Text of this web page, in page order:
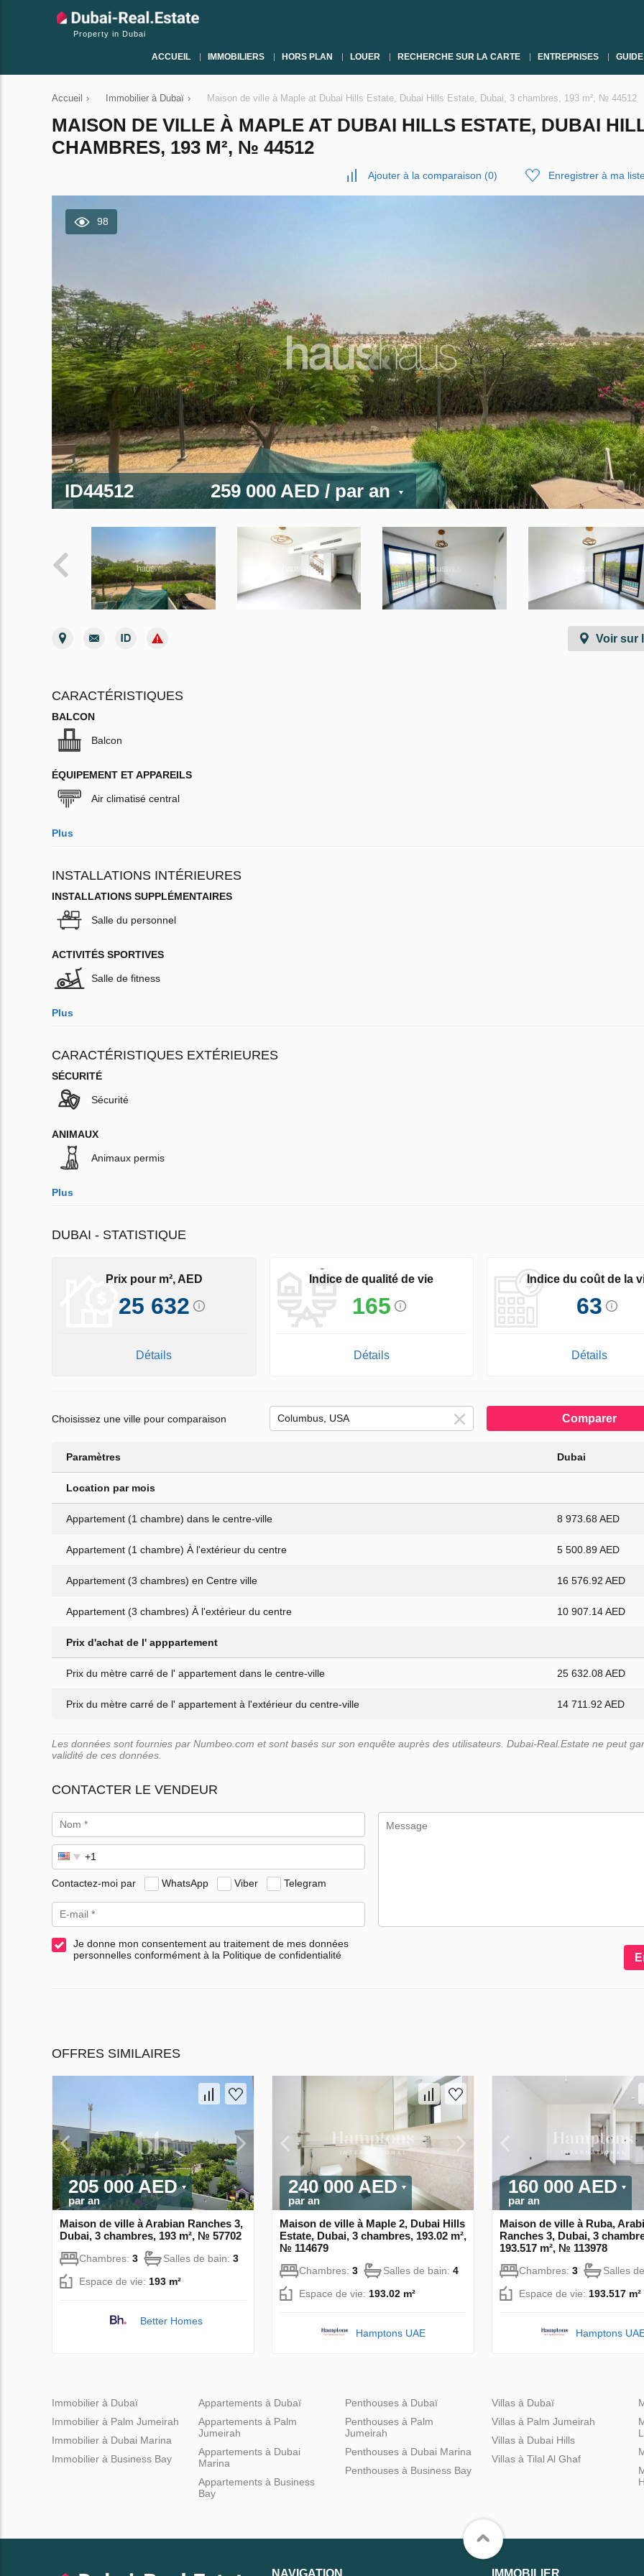
Property in Dubai
ACCUEIL IMMOBILIERS HORS PLAN LOUER RECHERCHE SUR LA CARTE ENTREPRISES GUIDE
Accueil › Immobilier à Dubaï › Maison de ville à Maple at Dubai Hills Estate, Dubai Hills Estate, Dubai, 3 chambres, 193 m², № 44512
MAISON DE VILLE À MAPLE AT DUBAI HILLS ESTATE, DUBAI
CHAMBRES, 193 M², № 44512
Ajouter à la comparaison (0) Enregistrer à ma
98
ID44512 259 000 AED / par an
Voir sur
CARACTÉRISTIQUES
BALCON
Balcon
ÉQUIPEMENT ET APPAREILS
Air climatisé central
Plus
INSTALLATIONS INTÉRIEURES
INSTALLATIONS SUPPLÉMENTAIRES
Salle du personnel
ACTIVITÉS SPORTIVES
Salle de fitness
Plus
CARACTÉRISTIQUES EXTÉRIEURES
SÉCURITÉ
Sécurité
ANIMAUX
Animaux permis
Plus
DUBAI - STATISTIQUE
Prix pour m², AED
25 632
Détails
Indice de qualité de vie
165
Détails
Indice du coût de la
63
Détails
Choisissez une ville pour comparaison Comparer
Paramètres Dubai
Location par mois
Appartement (1 chambre) dans le centre-ville 8 973.68 AED
Appartement (1 chambre) À l'extérieur du centre 5 500.89 AED
Appartement (3 chambres) en Centre ville 16 576.92 AED
Appartement (3 chambres) À l'extérieur du centre 10 907.14 AED
Prix d'achat de l' apppartement
Prix du mètre carré de l' appartement dans le centre-ville 25 632.08 AED
Prix du mètre carré de l' appartement à l'extérieur du centre-ville 14 711.92 AED
Les données sont fournies par Numbeo.com et sont basés sur son enquête auprès des utilisateurs. Dubai-Real.Estate ne peut
validité de ces données.
CONTACTER LE VENDEUR
Contactez-moi par WhatsApp Viber Telegram
Je donne mon consentement au traitement de mes données
personnelles conformément à la Politique de confidentialité
OFFRES SIMILAIRES
205 000 AED
par an
Maison de ville à Arabian Ranches 3,
Dubai, 3 chambres, 193 m², № 57702
Chambres: 3 Salles de bain: 3
Espace de vie: 193 m²
Better Homes
240 000 AED
par an
Maison de ville à Maple 2, Dubai Hills
Estate, Dubai, 3 chambres, 193.02 m²,
№ 114679
Chambres: 3 Salles de bain: 4
Espace de vie: 193.02 m²
Hamptons UAE
160 000 AED
par an
Maison de ville à Ruba,
Ranches 3, Dubai, 3
193.517 m², № 113978
Chambres: 3
Salles
Espace de vie: 193.517 m²
Hamptons
Immobilier à Dubaï
Immobilier à Palm Jumeirah
Immobilier à Dubai Marina
Immobilier à Business Bay
Appartements à Dubaï
Appartements à Palm
Jumeirah
Appartements à Dubai
Marina
Appartements à Business
Bay
Penthouses à Dubaï
Penthouses à Palm
Jumeirah
Penthouses à Dubai Marina
Penthouses à Business Bay
Villas à Dubaï
Villas à Palm Jumeirah
Villas à Dubai Hills
Villas à Tilal Al Ghaf
NAVIGATION IMMOBILIER